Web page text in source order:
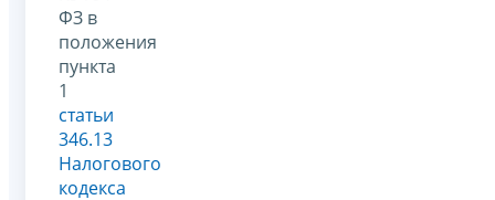
ФЗ в
положения
пункта
1
статьи
346.13
Налогового
кодекса